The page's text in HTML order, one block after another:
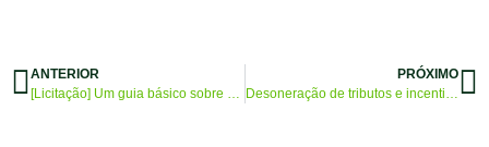
ANTERIOR
PRÓXIMO